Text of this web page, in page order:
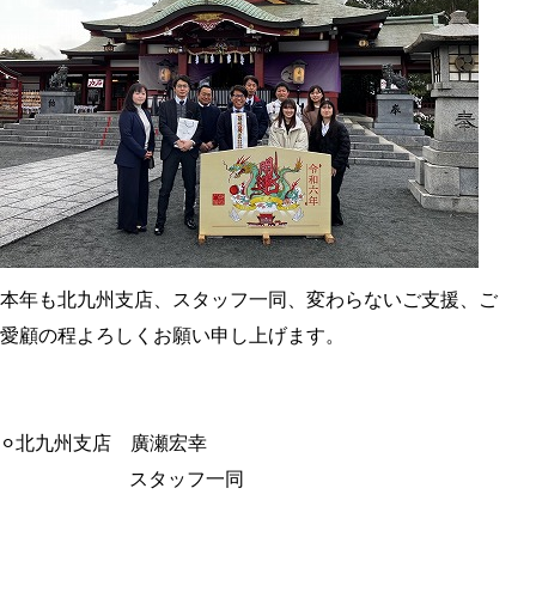
本年も北九州支店、スタッフ一同、変わらないご支援、ご
愛顧の程よろしくお願い申し上げます。
⚪︎北九州支店 廣瀬宏幸
スタッフ一同